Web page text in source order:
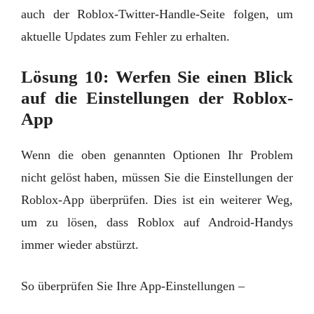
auch der Roblox-Twitter-Handle-Seite folgen, um
aktuelle Updates zum Fehler zu erhalten.
Lösung 10: Werfen Sie einen Blick
auf die Einstellungen der Roblox-
App
Wenn die oben genannten Optionen Ihr Problem
nicht gelöst haben, müssen Sie die Einstellungen der
Roblox-App überprüfen. Dies ist ein weiterer Weg,
um zu lösen, dass Roblox auf Android-Handys
immer wieder abstürzt.
So überprüfen Sie Ihre App-Einstellungen –